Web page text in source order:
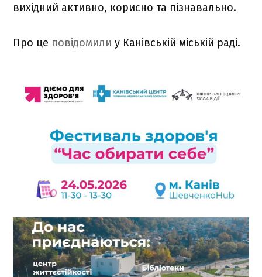
вихідний активно, корисно та пізнавально.
Про це повідомилиу Канівській міській раді.